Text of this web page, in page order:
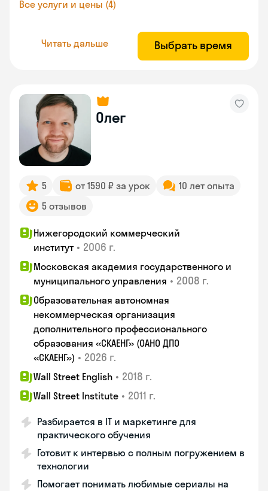
Все услуги и цены (4)
Читать дальше Выбрать время
Олег
5 от 1590 ₽ за урок
10 лет опыта
5 отзывов
Нижегородский коммерческий
институт • 2006 г.
Московская академия государственного и
муниципального управления • 2008 г.
Образовательная автономная
некоммерческая организация
дополнительного профессионального
образования «СКАЕНГ» (ОАНО ДПО
«СКАЕНГ») • 2026 г.
Wall Street English • 2018 г.
Wall Street Institute • 2011 г.
Разбирается в IT и маркетинге для
практического обучения
Готовит к интервью с полным погружением в
технологии
Помогает понимать любимые сериалы на